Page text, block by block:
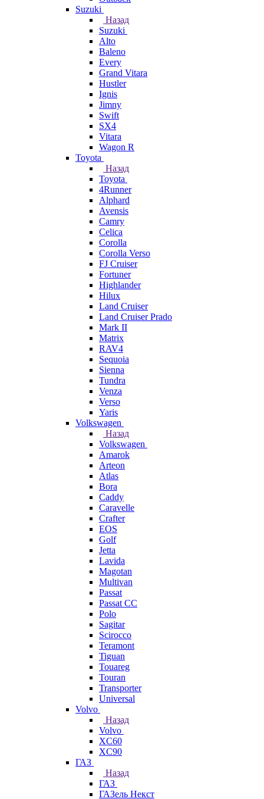
Suzuki
Назад
Suzuki
Alto
Baleno
Every
Grand Vitara
Hustler
Ignis
Jimny
Swift
SX4
Vitara
Wagon R
Toyota
Назад
Toyota
4Runner
Alphard
Avensis
Camry
Celica
Corolla
Corolla Verso
FJ Cruiser
Fortuner
Highlander
Hilux
Land Cruiser
Land Cruiser Prado
Mark II
Matrix
RAV4
Sequoia
Sienna
Tundra
Venza
Verso
Yaris
Volkswagen
Назад
Volkswagen
Amarok
Arteon
Atlas
Bora
Caddy
Caravelle
Crafter
EOS
Golf
Jetta
Lavida
Magotan
Multivan
Passat
Passat CC
Polo
Sagitar
Scirocco
Teramont
Tiguan
Touareg
Touran
Transporter
Universal
Volvo
Назад
Volvo
XC60
XC90
ГАЗ
Назад
ГАЗ
ГАЗель Некст